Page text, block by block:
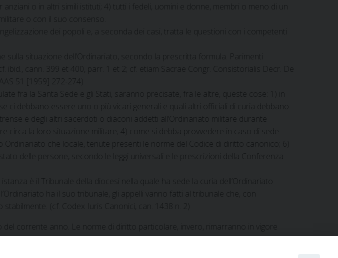
o in altri simili istituti; 4) tutti i fedeli, uomini e donne, membri o meno di un
o con il suo consenso.
dei popoli e, a seconda dei casi, tratta le questioni con i competenti
sulla situazione dell’Ordinariato, secondo la prescritta formula. Parimenti
ibid., cann. 399 et 400, parr. 1 et 2; cf. etiam Sacrae Congr. Consistorialis Decr. De
51 [1959] 272-274)
fra la Santa Sede e gli Stati, saranno precisate, fra le altre, queste cose: 1) in
debbano essere uno o più vicari generali e quali altri officiali di curia debbano
e degli altri sacerdoti o diaconi addetti all’Ordinariato militare durante
circa la loro situazione militare; 4) come si debba provvedere in caso di sede
che locale, tenute presenti le norme del Codice di diritto canonico; 6)
delle persone, secondo le leggi universali e le prescrizioni della Conferenza
è il Tribunale della diocesi nella quale ha sede la curia dell’Ordinariato
ha il suo tribunale, gli appelli vanno fatti al tribunale che, con
(cf. Codex Iuris Canonici, can. 1438 n. 2)
corrente anno. Le norme di diritto particolare, invero, rimarranno in vigore
Ordinariato castrense, redatti a norma dell’art. I, dovranno essere sottoposti